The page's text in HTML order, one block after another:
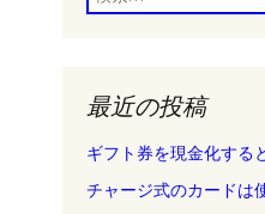
索:
最近の投稿
ギフト券を現金化する
チャージ式のカードは